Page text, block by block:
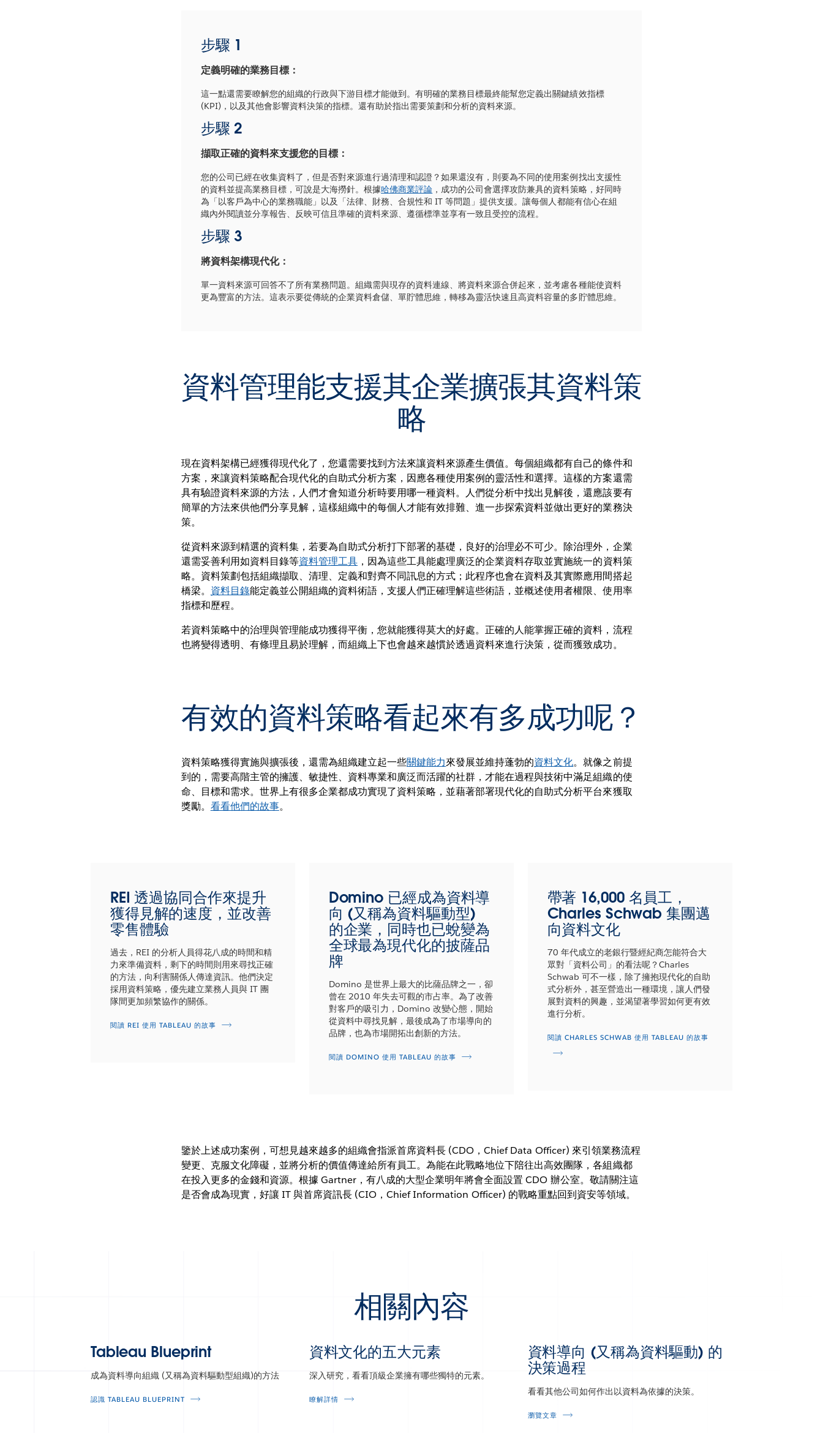
步驟 1
定義明確的業務目標：
這一點還需要瞭解您的組織的行政與下游目標才能做到。有明確的業務目標最終能幫您定義出關鍵績效指標
(KPI)，以及其他會影響資料決策的指標。還有助於指出需要策劃和分析的資料來源。
步驟 2
擷取正確的資料來支援您的目標：
您的公司已經在收集資料了，但是否對來源進行過清理和認證？如果還沒有，則要為不同的使用案例找出支援性
的資料並提高業務目標，可說是大海撈針。根據哈佛商業評論 ，成功的公司會選擇攻防兼具的資料策略，好同時
為「以客戶為中心的業務職能」以及「法律、財務、合規性和 IT 等問題」提供支援。讓每個人都能有信心在組
織內外閱讀並分享報告、反映可信且準確的資料來源、遵循標準並享有一致且受控的流程。
步驟 3
將資料架構現代化：
單一資料來源可回答不了所有業務問題。組織需與現存的資料連線、將資料來源合併起來，並考慮各種能使資料
更為豐富的方法。這表示要從傳統的企業資料倉儲、單貯體思維，轉移為靈活快速且高資料容量的多貯體思維。
資料管理能支援其企業擴張其資料策
略
現在資料架構已經獲得現代化了，您還需要找到方法來讓資料來源產生價值。每個組織都有自己的條件和
方案，來讓資料策略配合現代化的自助式分析方案，因應各種使用案例的靈活性和選擇。這樣的方案還需
具有驗證資料來源的方法，人們才會知道分析時要用哪一種資料。人們從分析中找出見解後，還應該要有
簡單的方法來供他們分享見解，這樣組織中的每個人才能有效排難、進一步探索資料並做出更好的業務決
策。
從資料來源到精選的資料集，若要為自助式分析打下部署的基礎，良好的治理必不可少。除治理外，企業
還需妥善利用如資料目錄等資料管理工具 ，因為這些工具能處理廣泛的企業資料存取並實施統一的資料策
略。資料策劃包括組織擷取、清理、定義和對齊不同訊息的方式；此程序也會在資料及其實際應用間搭起
橋梁。 資料目錄能定義並公開組織的資料術語，支援人們正確理解這些術語，並概述使用者權限、使用率
指標和歷程。
若資料策略中的治理與管理能成功獲得平衡，您就能獲得莫大的好處。正確的人能掌握正確的資料，流程
也將變得透明、有條理且易於理解，而組織上下也會越來越慣於透過資料來進行決策，從而獲致成功。
有效的資料策略看起來有多成功呢？
資料策略獲得實施與擴張後，還需為組織建立起一些關鍵能力來發展並維持蓬勃的資料文化。就像之前提
到的，需要高階主管的擁護、敏捷性、資料專業和廣泛而活躍的社群，才能在過程與技術中滿足組織的使
命、目標和需求。世界上有很多企業都成功實現了資料策略，並藉著部署現代化的自助式分析平台來獲取
獎勵。 看看他們的故事。
REI 透過協同合作來提升
獲得見解的速度，並改善
零售體驗
過去，REI 的分析人員得花八成的時間和精
力來準備資料，剩下的時間則用來尋找正確
的方法，向利害關係人傳達資訊。他們決定
採用資料策略，優先建立業務人員與 IT 團
隊間更加頻繁協作的關係。
閱讀 REI 使用 TABLEAU 的故事
Domino 已經成為資料導
向 (又稱為資料驅動型)
的企業，同時也已蛻變為
全球最為現代化的披薩品
牌
Domino 是世界上最大的比薩品牌之一，卻
曾在 2010 年失去可觀的市占率。為了改善
對客戶的吸引力，Domino 改變心態，開始
從資料中尋找見解，最後成為了市場導向的
品牌，也為市場開拓出創新的方法。
閱讀 DOMINO 使用 TABLEAU 的故事
帶著 16,000 名員工，
Charles Schwab 集團邁
向資料文化
70 年代成立的老銀行暨經紀商怎能符合大
眾對「資料公司」的看法呢？Charles
Schwab 可不一樣，除了擁抱現代化的自助
式分析外，甚至營造出一種環境，讓人們發
展對資料的興趣，並渴望著學習如何更有效
進行分析。
閱讀 CHARLES SCHWAB 使用 TABLEAU 的故事
鑒於上述成功案例，可想見越來越多的組織會指派首席資料長 (CDO，Chief Data Officer) 來引領業務流程
變更、克服文化障礙，並將分析的價值傳達給所有員工。為能在此戰略地位下陪往出高效團隊，各組織都
在投入更多的金錢和資源。根據 Gartner，有八成的大型企業明年將會全面設置 CDO 辦公室。敬請關注這
是否會成為現實，好讓 IT 與首席資訊長 (CIO，Chief Information Officer) 的戰略重點回到資安等領域。
相關內容
Tableau Blueprint
成為資料導向組織 (又稱為資料驅動型組織)的方法
認識 TABLEAU BLUEPRINT
資料文化的五大元素
深入研究，看看頂級企業擁有哪些獨特的元素。
瞭解詳情
資料導向 (又稱為資料驅動) 的
決策過程
看看其他公司如何作出以資料為依據的決策。
瀏覽文章